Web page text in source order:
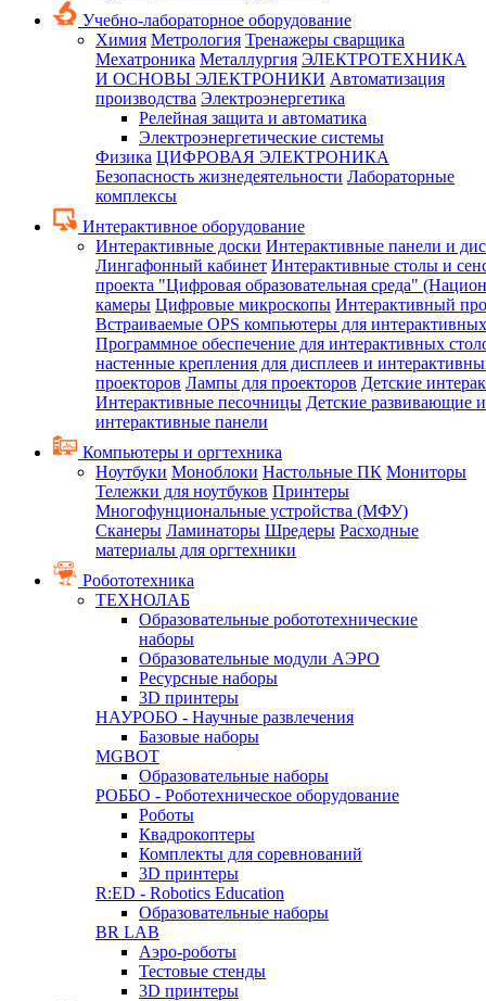
Учебно-лабораторное оборудование
Химия Метрология Тренажеры сварщика
Мехатроника Металлургия ЭЛЕКТРОТЕХНИКА
И ОСНОВЫ ЭЛЕКТРОНИКИ Автоматизация
производства Электроэнергетика
Релейная защита и автоматика
Электроэнергетические системы
Физика ЦИФРОВАЯ ЭЛЕКТРОНИКА
Безопасность жизнедеятельности Лабораторные
комплексы
Интерактивное оборудование
Интерактивные доски Интерактивные панели и
Лингафонный кабинет Интерактивные столы и
проекта "Цифровая образовательная среда"
камеры Цифровые микроскопы Интерактивный
Встраиваемые OPS компьютеры для
Программное обеспечение для интерактивных
настенные крепления для дисплеев и
проекторов Лампы для проекторов Детские
Интерактивные песочницы Детские развивающие
интерактивные панели
Компьютеры и оргтехника
Ноутбуки Моноблоки Настольные ПК Мониторы
Тележки для ноутбуков Принтеры
Многофунциональные устройства (МФУ)
Сканеры Ламинаторы Шредеры Расходные
материалы для оргтехники
Робототехника
ТЕХНОЛАБ
Образовательные робототехнические
наборы
Образовательные модули АЭРО
Ресурсные наборы
3D принтеры
НАУРОБО - Научные развлечения
Базовые наборы
MGBOT
Образовательные наборы
РОББО - Роботехническое оборудование
Роботы
Квадрокоптеры
Комплекты для соревнований
3D принтеры
R:ED - Robotics Education
Образовательные наборы
BR LAB
Аэро-роботы
Тестовые стенды
3D принтеры